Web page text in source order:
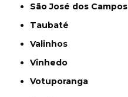
São José dos Campos
Taubaté
Valinhos
Vinhedo
Votuporanga